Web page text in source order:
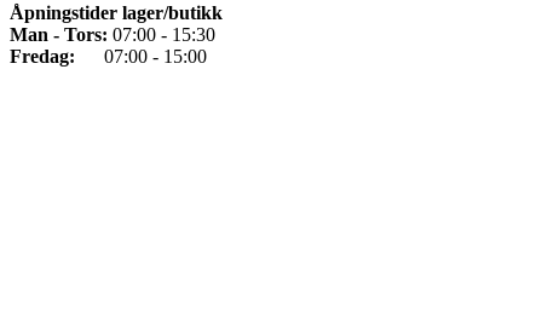
Åpningstider lager/butikk
Man - Tors: 07:00 - 15:30
Fredag: 07:00 - 15:00